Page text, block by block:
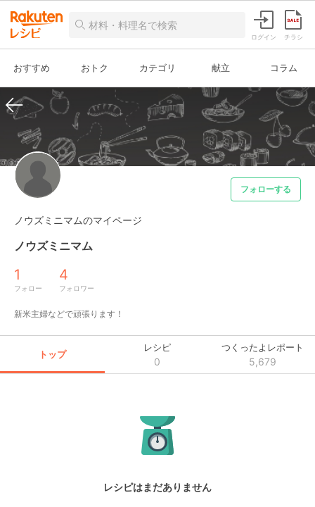
ログイン チラシ
おすすめ おトク カテゴリ 献立 コラム
フォローする
ノウズミニマムのマイページ
ノウズミニマム
1
フォロー
4
フォロワー
新米主婦などで頑張ります！
トップ
レシピ
0
つくったよレポート
5,679
レシピはまだありません